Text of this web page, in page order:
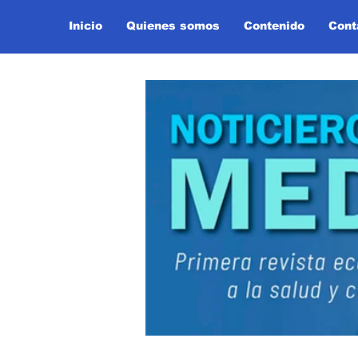
Inicio Quienes somos Contenido